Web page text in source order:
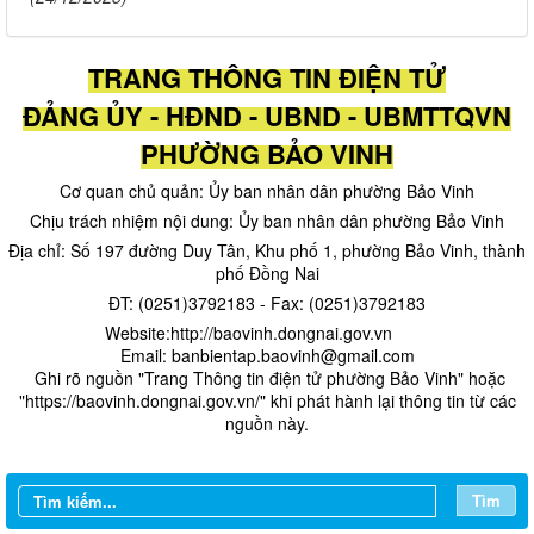
TRANG THÔNG TIN ĐIỆN TỬ
ĐẢNG ỦY - HĐND - UBND - UBMTTQVN
PHƯỜNG BẢO VINH
Cơ quan chủ quản: Ủy ban nhân dân phường Bảo Vinh
Chịu trách nhiệm nội dung: Ủy ban nhân dân phường Bảo Vinh
Địa chỉ: Số 197 đường Duy Tân, Khu phố 1, phường Bảo Vinh, thành
phố Đồng Nai
ĐT: (0251)3792183 - Fax: (0251)3792183
Website:http://baovinh.dongnai.gov.vn
Email: banbientap.baovinh@gmail.com
​ Ghi rõ nguồn "Trang Thông tin điện tử phường Bảo Vinh" hoặc
"https://baovinh.dongnai.gov.vn/" khi phát hành lại thông tin từ các
nguồn này.
Tìm